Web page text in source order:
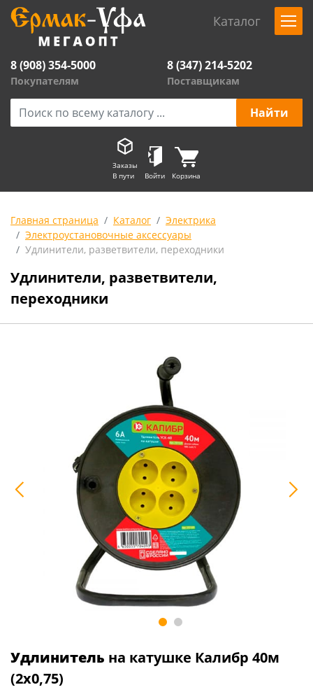
Каталог
8 (908) 354-5000
Покупателям
8 (347) 214-5202
Поставщикам
Заказы
В пути
Войти Корзина
Главная страница Каталог
Электрика
Электроустановочные аксессуары
Удлинители, разветвители, переходники
Удлинители, разветвители,
переходники
Удлинитель на катушке Калибр 40м
(2х0,75)